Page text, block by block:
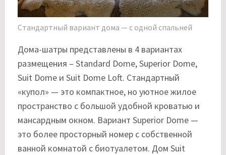
Стандартный вариант дома — с одной спальней
Дома-шатры представлены в 4 вариантах
размещения – Standard Dome, Superior Dome,
Suit Dome и Suit Dome Loft. Стандартный
«купол» — это компактное, но уютное жилое
пространство с большой удобной кроватью и
мансардным окном. Вариант Superior Dome —
это более просторный номер с собственной
ванной комнатой с биотуалетом. Дом Suit